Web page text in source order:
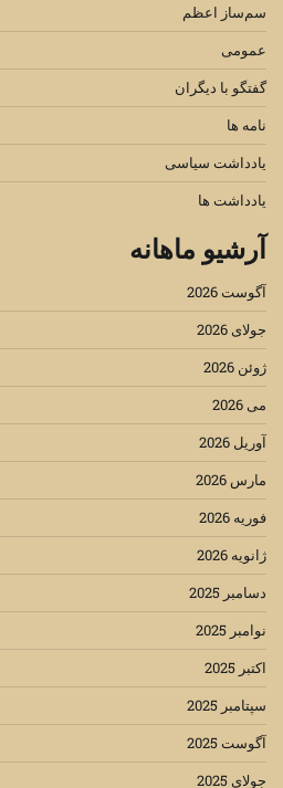
سم‌ساز اعظم
عمومی
گفتگو با دیگران
نامه ها
یادداشت سیاسی
یادداشت ها
آرشیو ماهانه
آگوست 2026
جولای 2026
ژوئن 2026
می 2026
آوریل 2026
مارس 2026
فوریه 2026
ژانویه 2026
دسامبر 2025
نوامبر 2025
اکتبر 2025
سپتامبر 2025
آگوست 2025
جولای 2025